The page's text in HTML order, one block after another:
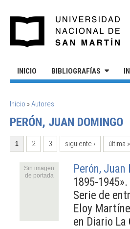
INICIO BIBLIOGRAFÍAS
SE ENCUENTRA USTED AQUÍ
Inicio »Autores
PERÓN, JUAN DOMINGO
PÁGINAS
1 2 3 siguiente › última »
Sin imagen
de portada
Perón, Juan
1895-1945».
Serie de
Eloy
en Diario La